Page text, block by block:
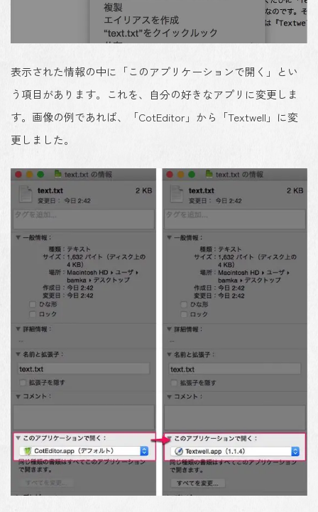
表示された情報の中に「このアプリケーションで開く 」とい
う項目があります。これを、
自分の好きなアプリに変更 しま
す。画像の例であれば、「CotEditor」から「Textwell」に変
更しました。